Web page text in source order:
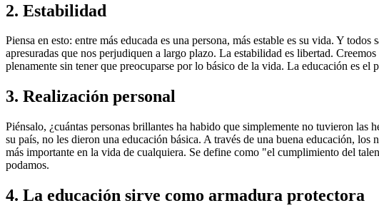
2. Estabilidad
Piensa en esto: entre más educada es una persona, más estable es su vida. Y
apresuradas que nos perjudiquen a largo plazo. La estabilidad es libertad.
plenamente sin tener que preocuparse por lo básico de la vida. La educación es el
3. Realización personal
Piénsalo, ¿cuántas personas brillantes ha habido que simplemente no tuvieron
su país, no les dieron una educación básica. A través de una buena educación,
más importante en la vida de cualquiera. Se define como "el cumplimiento del
podamos.
4. La educación sirve como armadura protectora